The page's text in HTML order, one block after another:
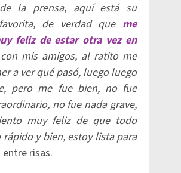
la prensa, aquí está su
de verdad que me
feliz de estar otra vez en
mis amigos, al ratito me
a ver qué pasó, luego luego
pero me fue bien, no fue
no fue nada grave,
muy feliz de que todo
rápido y bien, estoy lista para
entre risas.